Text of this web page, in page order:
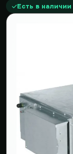
Есть в наличии